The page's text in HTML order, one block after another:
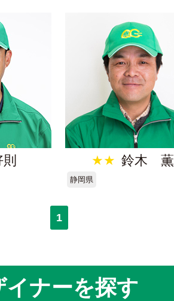
★★ 鈴木 薫
静岡県
1
ナーを探す